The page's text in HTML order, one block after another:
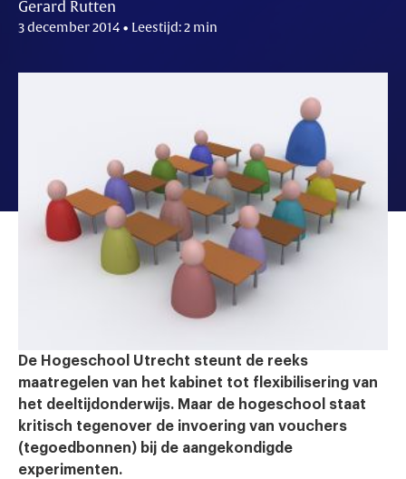
Gerard Rutten
3 december 2014 • Leestijd: 2 min
De Hogeschool Utrecht steunt de reeks
maatregelen van het kabinet tot flexibilisering van
het deeltijdonderwijs. Maar de hogeschool staat
kritisch tegenover de invoering van vouchers
(tegoedbonnen) bij de aangekondigde
experimenten.